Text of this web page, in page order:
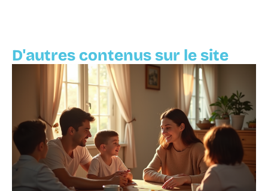
D'autres contenus sur le site